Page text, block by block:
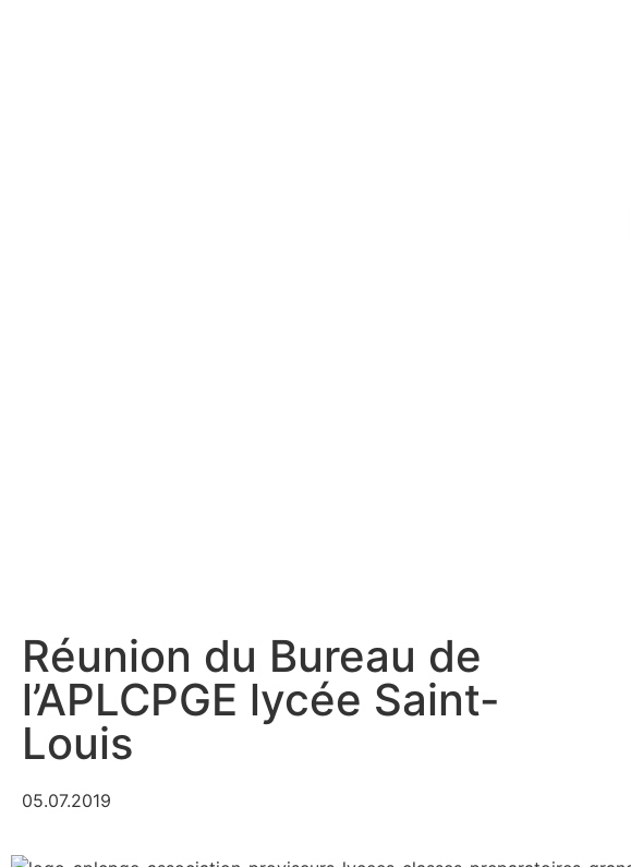
Réunion du Bureau de
l’APLCPGE lycée Saint-
Louis
05.07.2019